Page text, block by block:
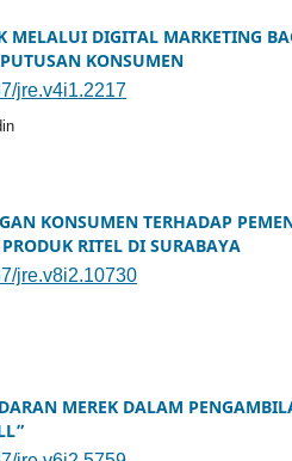
MELALUI DIGITAL MARKETING
KONSUMEN
jre.v4i1.2217
KONSUMEN TERHADAP
RITEL DI SURABAYA
jre.v8i2.10730
MEREK DALAM